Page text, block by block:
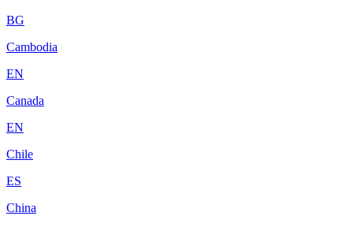
BG
Cambodia
EN
Canada
EN
Chile
ES
China